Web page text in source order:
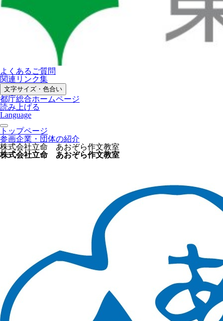
よくあるご質問
関連リンク集
文字サイズ・色合い
都庁総合ホームページ
読み上げる
Language
トップページ
参画企業・団体の紹介
株式会社立命 あおぞら作文教室
株式会社立命 あおぞら作文教室